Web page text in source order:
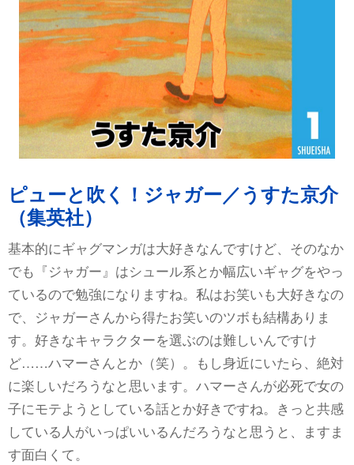
ピューと吹く！ジャガー／うすた京介
（集英社）
基本的にギャグマンガは大好きなんですけど、そのなか
でも『ジャガー』はシュール系とか幅広いギャグをやっ
ているので勉強になりますね。私はお笑いも大好きなの
で、ジャガーさんから得たお笑いのツボも結構ありま
す。好きなキャラクターを選ぶのは難しいんですけ
ど……ハマーさんとか（笑）。もし身近にいたら、絶対
に楽しいだろうなと思います。ハマーさんが必死で女の
子にモテようとしている話とか好きですね。きっと共感
している人がいっぱいいるんだろうなと思うと、ますま
す面白くて。